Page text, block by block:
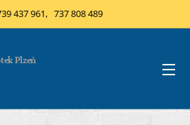
437 961, 737 808 489
Plzeň